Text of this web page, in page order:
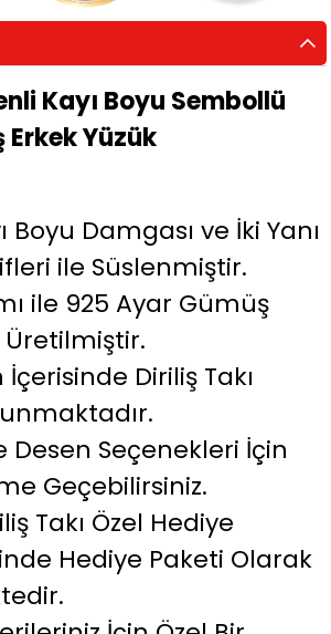
Kayı Boyu Sembollü
Erkek Yüzük
Boyu Damgası ve İki Yanı
ile Süslenmiştir.
ile 925 Ayar Gümüş
Diriliş Takı
Desen Seçenekleri İçin
Geçebilirsiniz.
Takı Özel Hediye
Hediye Paketi Olarak